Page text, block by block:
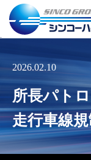
2026.02.10
所長パト
走行車線規